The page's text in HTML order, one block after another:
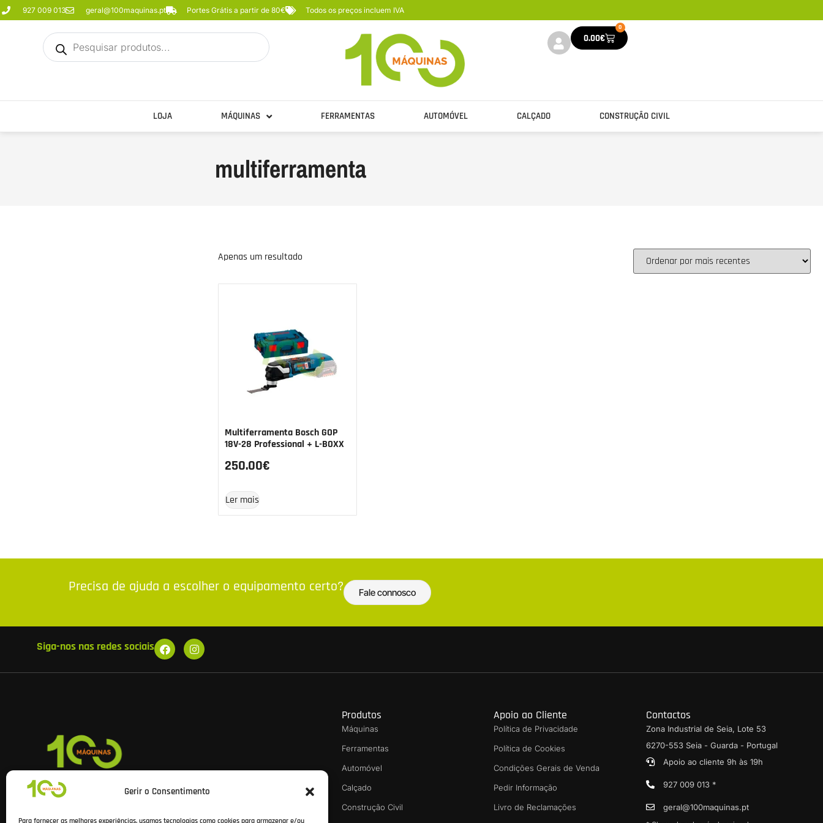
Gerir o Consentimento
Para fornecer as melhores experiências, usamos tecnologias como cookies para armazenar e/ou
927 009 013 geral@100maquinas.pt Portes Grátis a partir de 80€ Todos os preços incluem IVA
0.00€
0
LOJA MÁQUINAS FERRAMENTAS AUTOMÓVEL CALÇADO CONSTRUÇÃO CIVIL
multiferramenta
Apenas um resultado
Multiferramenta Bosch GOP
18V-28 Professional + L-BOXX
250.00€
Ler mais
Precisa de ajuda a escolher o equipamento certo? Fale connosco
Siga-nos nas redes sociais
Na 100Máquinas encontra equipamentos e ferramentas profissionais
das melhores marcas, com apoio especializado, stock real e envios
Produtos
Máquinas
Ferramentas
Automóvel
Calçado
Construção Civil
Apoio ao Cliente
Política de Privacidade
Política de Cookies
Condições Gerais de Venda
Pedir Informação
Livro de Reclamações
Contactos
Zona Industrial de Seia, Lote 53
6270-553 Seia - Guarda - Portugal
Apoio ao cliente 9h às 19h
927 009 013 *
geral@100maquinas.pt